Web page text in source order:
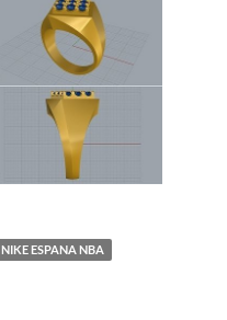
NIKE ESPANA NBA